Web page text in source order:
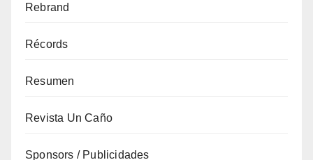
Rebrand
Récords
Resumen
Revista Un Caño
Sponsors / Publicidades